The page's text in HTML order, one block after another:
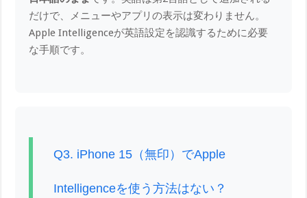
だけで、メニューやアプリの表示は変わりません。
Apple Intelligenceが英語設定を認識するために必要
な手順です。
Q3. iPhone 15（無印）でApple
Intelligenceを使う方法はない？